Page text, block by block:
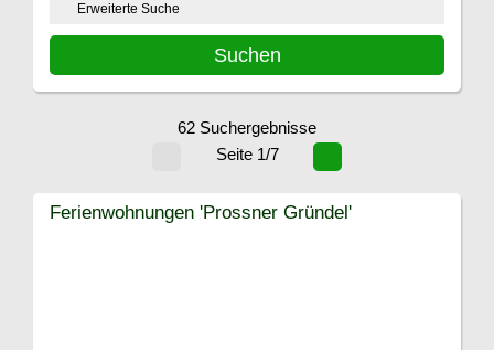
Erweiterte Suche
62 Suchergebnisse
Seite 1/7
Ferienwohnungen 'Prossner Gründel'